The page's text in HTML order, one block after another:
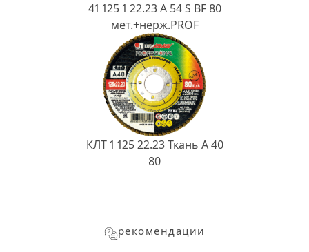
41 125 1 22.23 A 54 S BF 80
мет.+нерж.PROF
КЛТ 1 125 22.23 Ткань A 40
80
рекомендации